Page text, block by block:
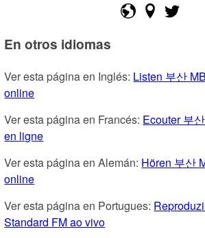
En otros idiomas
Ver esta página en Inglés: Listen 부산
online
Ver esta página en Francés: Ecouter 부
en ligne
Ver esta página en Alemán: Hören 부산
online
Ver esta página en Portugues:
Standard FM ao vivo